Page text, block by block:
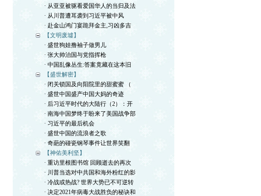
· 从亚亚被驱看爱国华人的当归及法
· 从川普遭耳袭到习近平被中风
· 赴金山鸿门宴跪拜金主,习凶多吉
【文明废墟】
· 盛世狗娃撸袖子做男儿
· 张大帅治国与党指挥枪
· 中国乱像丛生:答案竟藏在这本旧
【盛世解密】
· 闭关锁国及向阳院里的甜蜜蜜 （
· 盛世中国盛产中国大妈的奇迹
· 后习近平时代的大陆行（2）：开
· 南海中国梦终于盼来了美国战争部
· 习近平的最后机会
· 盛世中国的流浪者之歌
· 奇葩的碰瓷钢琴事件让世界笑翻
【神佑美利坚】
· 重访里根图书馆 回顾逝去的再次
· 川普当选对中共国和海外粉红的影
· 冷战或热战? 世界大势已不可逆转
· 决定2021年病毒大战胜负的秘诀和